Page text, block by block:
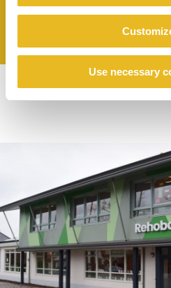
Use necessary
View case